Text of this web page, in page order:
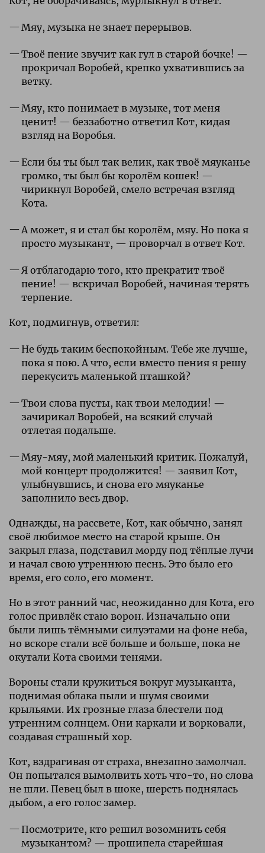
Мяу, музыка не знает перерывов.
Твоё пение звучит как гул в старой бочке! —
прокричал Воробей, крепко ухватившись за
ветку.
Мяу, кто понимает в музыке, тот меня
ценит! — беззаботно ответил Кот, кидая
взгляд на Воробья.
Если бы ты был так велик, как твоё мяуканье
громко, ты был бы королём кошек! —
чирикнул Воробей, смело встречая взгляд
Кота.
А может, я и стал бы королём, мяу. Но пока я
просто музыкант, — проворчал в ответ Кот.
Я отблагодарю того, кто прекратит твоё
пение! — вскричал Воробей, начиная терять
терпение.
Кот, подмигнув, ответил:
Не будь таким беспокойным. Тебе же лучше,
пока я пою. А что, если вместо пения я решу
перекусить маленькой пташкой?
Твои слова пусты, как твои мелодии! —
зачирикал Воробей, на всякий случай
отлетая подальше.
Мяу-мяу, мой маленький критик. Пожалуй,
мой концерт продолжится! — заявил Кот,
улыбнувшись, и снова его мяуканье
заполнило весь двор.
Однажды, на рассвете, Кот, как обычно, занял
своё любимое место на старой крыше. Он
закрыл глаза, подставил морду под тёплые лучи
и начал свою утреннюю песнь. Это было его
время, его соло, его момент.
Но в этот ранний час, неожиданно для Кота, его
голос привлёк стаю ворон. Изначально они
были лишь тёмными силуэтами на фоне неба,
но вскоре стали всё больше и больше, пока не
окутали Кота своими тенями.
Вороны стали кружиться вокруг музыканта,
поднимая облака пыли и шумя своими
крыльями. Их грозные глаза блестели под
утренним солнцем. Они каркали и ворковали,
создавая страшный хор.
Кот, вздрагивая от страха, внезапно замолчал.
Он попытался вымолвить хоть что-то, но слова
не шли. Певец был в шоке, шерсть поднялась
дыбом, а его голос замер.
Посмотрите, кто решил возомнить себя
музыкантом? — прошипела старейшая